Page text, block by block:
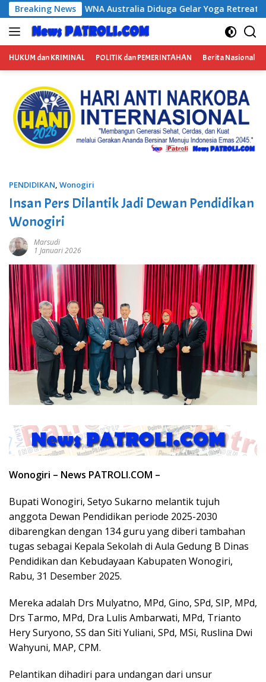
Langsung
ke
konten
Breaking News
Gelar Yoga Retreat dan Menjadi Instruktur Meditasi
HUKUM dan KRIMINAL POLITIK dan PEMERINTAHAN Berita Nasional
PENDIDIKAN, Wonogiri
Insan Pers Dilantik Jadi Dewan Pendidikan
Wonogiri
Marsudi
1 Januari 2026
Wonogiri – News PATROLI.COM –
Bupati Wonogiri, Setyo Sukarno melantik tujuh
anggota Dewan Pendidikan periode 2025-2030
dibarengkan dengan 134 guru yang diberi tambahan
tugas sebagai Kepala Sekolah di Aula Gedung B Dinas
Pendidikan dan Kebudayaan Kabupaten Wonogiri,
Rabu, 31 Desember 2025.
Mereka adalah Drs Mulyatno, MPd, Gino, SPd, SIP, MPd,
Drs Tarmo, MPd, Dra Lulis Ambarwati, MPd, Trianto
Hery Suryono, SS dan Siti Yuliani, SPd, MSi, Ruslina Dwi
Wahyuni, MAP, CPM.
Pelantikan dihadiri para undangan dari unsur